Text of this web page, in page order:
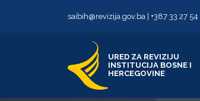
saibih@revizija.gov.ba +387 33 27
URED ZA REVIZIJU
INSTITUCIJA BOSNE I
HERCEGOVINE